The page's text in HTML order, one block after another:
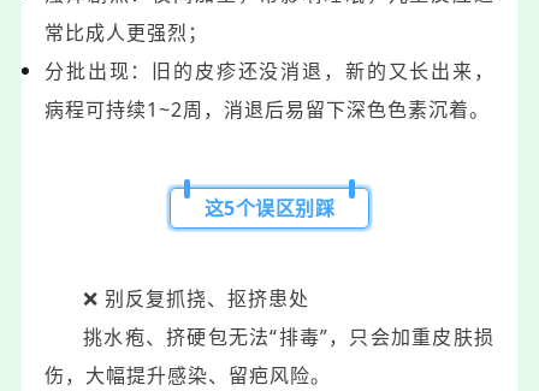
常比成人更强烈；
分批出现：旧的皮疹还没消退，新的又长出来，
病程可持续1~2周，消退后易留下深色色素沉着。
这5个误区别踩
❌️ 别反复抓挠、抠挤患处
挑水疱、挤硬包无法“排毒”，只会加重皮肤损
伤，大幅提升感染、留疤风险。